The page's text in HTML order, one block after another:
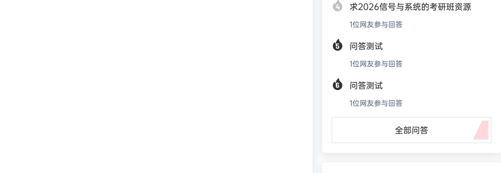
求2026信号与系统的考研班资源
1位网友参与回答
问答测试
1位网友参与回答
问答测试
1位网友参与回答
全部问答